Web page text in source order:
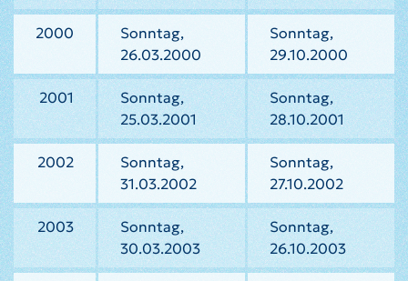
2000
Sonntag,
26.03.2000
Sonntag,
29.10.2000
2001
Sonntag,
25.03.2001
Sonntag,
28.10.2001
2002
Sonntag,
31.03.2002
Sonntag,
27.10.2002
2003
Sonntag,
30.03.2003
Sonntag,
26.10.2003